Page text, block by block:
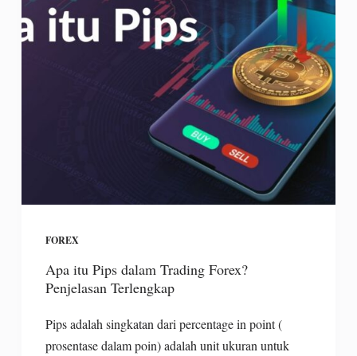
FOREX
Apa itu Pips dalam Trading Forex?
Penjelasan Terlengkap
Pips adalah singkatan dari percentage in point (
prosentase dalam poin) adalah unit ukuran untuk